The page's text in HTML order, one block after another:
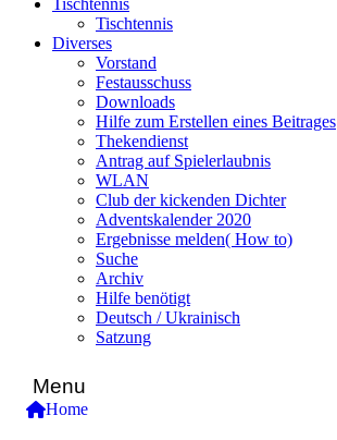
Tischtennis
Tischtennis
Diverses
Vorstand
Festausschuss
Downloads
Hilfe zum Erstellen eines Beitrages
Thekendienst
Antrag auf Spielerlaubnis
WLAN
Club der kickenden Dichter
Adventskalender 2020
Ergebnisse melden( How to)
Suche
Archiv
Hilfe benötigt
Deutsch / Ukrainisch
Satzung
Menu
Home